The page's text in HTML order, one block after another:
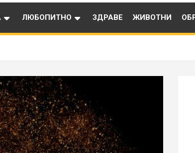
ЛЮБОПИТНО ЗДРАВЕ ЖИВОТНИ